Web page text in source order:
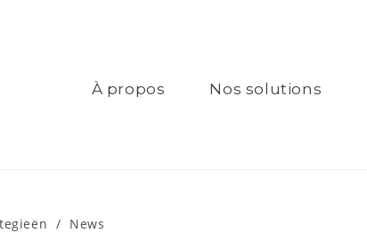
À propos Nos solutions
/ News